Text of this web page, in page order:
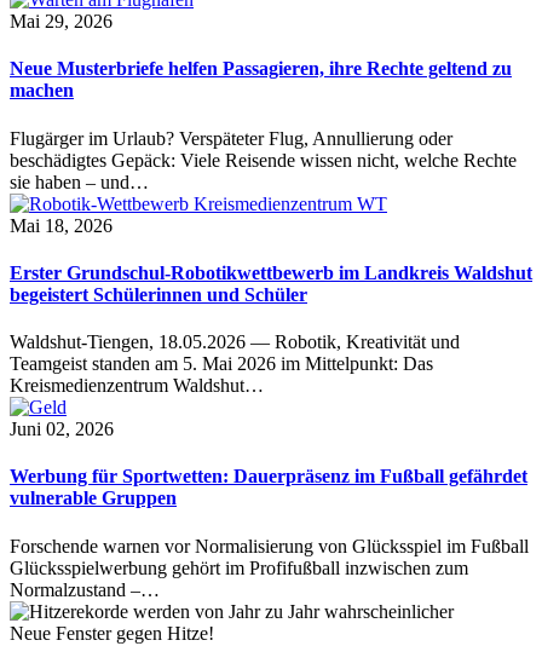
Mai 29, 2026
Neue Musterbriefe helfen Passagieren, ihre Rechte geltend zu
machen
Flugärger im Urlaub? Verspäteter Flug, Annullierung oder
beschädigtes Gepäck: Viele Reisende wissen nicht, welche Rechte
sie haben – und…
Mai 18, 2026
Erster Grundschul-Robotikwettbewerb im Landkreis Waldshut
begeistert Schülerinnen und Schüler
Waldshut-Tiengen, 18.05.2026 — Robotik, Kreativität und
Teamgeist standen am 5. Mai 2026 im Mittelpunkt: Das
Kreismedienzentrum Waldshut…
Juni 02, 2026
Werbung für Sportwetten: Dauerpräsenz im Fußball gefährdet
vulnerable Gruppen
Forschende warnen vor Normalisierung von Glücksspiel im Fußball
Glücksspielwerbung gehört im Profifußball inzwischen zum
Normalzustand –…
Neue Fenster gegen Hitze!